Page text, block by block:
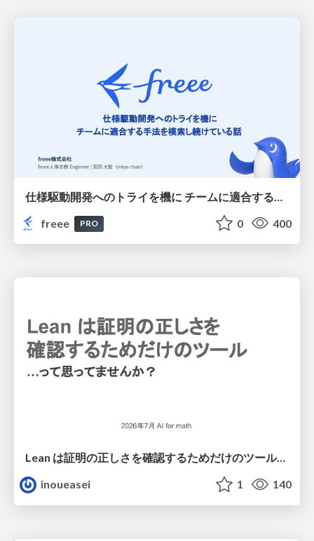
freee
PRO 0 400
Lean は証明の正しさを確認するためだけのツールって思ってませんか？
inoueasei
1 140